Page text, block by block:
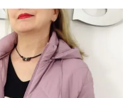
Opcje
można
wybrać
na
stronie
produktu